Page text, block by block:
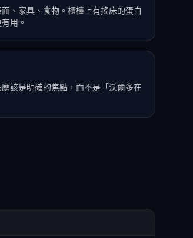
、家具、食物。櫃檯上有搖床的蛋白
用。
該是明確的焦點，而不是「沃爾多在